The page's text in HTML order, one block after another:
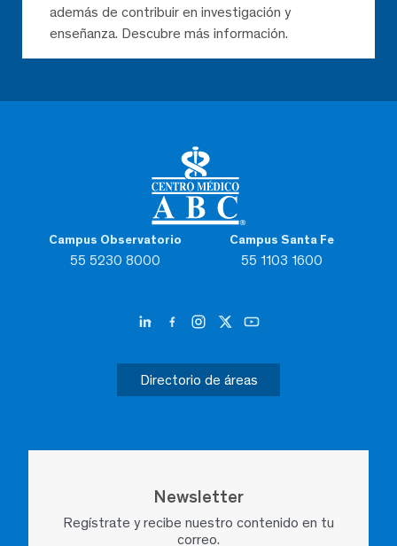
Campus Observatorio
55 5230 8000
Campus Santa Fe
55 1103 1600
Directorio de áreas
Newsletter
Regístrate y recibe nuestro contenido en tu
correo.
además de contribuir en investigación y
enseñanza. Descubre más información.